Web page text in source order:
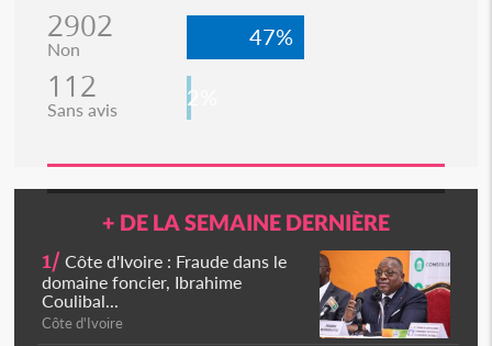
2902
Non 47%
112
Sans avis 2%
+ DE LA SEMAINE DERNIÈRE
1/ Côte d'Ivoire : Fraude dans le
domaine foncier, Ibrahime
Coulibal...
Côte d'Ivoire